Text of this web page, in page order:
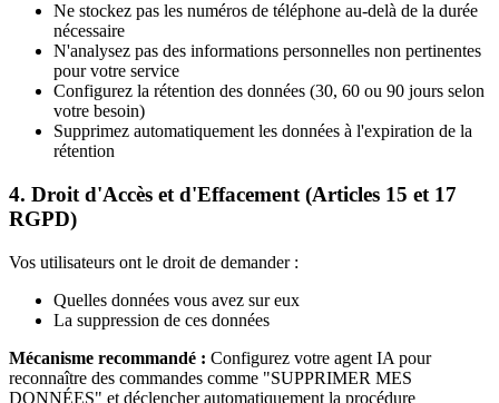
Ne stockez pas les numéros de téléphone au-delà de la durée
nécessaire
N'analysez pas des informations personnelles non pertinentes
pour votre service
Configurez la rétention des données (30, 60 ou 90 jours selon
votre besoin)
Supprimez automatiquement les données à l'expiration de la
rétention
4. Droit d'Accès et d'Effacement (Articles 15 et 17
RGPD)
Vos utilisateurs ont le droit de demander :
Quelles données vous avez sur eux
La suppression de ces données
Mécanisme recommandé : Configurez votre agent IA pour
reconnaître des commandes comme "SUPPRIMER MES
DONNÉES" et déclencher automatiquement la procédure